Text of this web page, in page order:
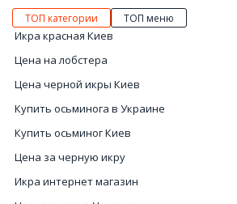
ТОП категории ТОП меню
Икра красная Киев
Цена на лобстера
Цена черной икры Киев
Купить осьминога в Украине
Купить осьминог Киев
Цена за черную икру
Икра интернет магазин